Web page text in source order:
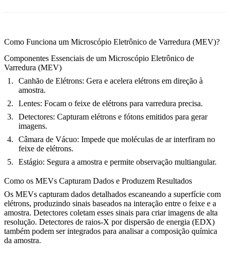
Como Funciona um Microscópio Eletrônico de Varredura (MEV)?
Componentes Essenciais de um Microscópio Eletrônico de
Varredura (MEV)
Canhão de Elétrons: Gera e acelera elétrons em direção à
amostra.
Lentes: Focam o feixe de elétrons para varredura precisa.
Detectores: Capturam elétrons e fótons emitidos para gerar
imagens.
Câmara de Vácuo: Impede que moléculas de ar interfiram no
feixe de elétrons.
Estágio: Segura a amostra e permite observação multiangular.
Como os MEVs Capturam Dados e Produzem Resultados
Os MEVs capturam dados detalhados escaneando a superfície com
elétrons, produzindo sinais baseados na interação entre o feixe e a
amostra. Detectores coletam esses sinais para criar imagens de alta
resolução. Detectores de raios-X por dispersão de energia (EDX)
também podem ser integrados para analisar a composição química
da amostra.